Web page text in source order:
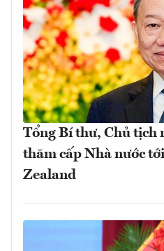
Tổng Bí thư, Chủ tịch
thăm cấp Nhà nước
Zealand